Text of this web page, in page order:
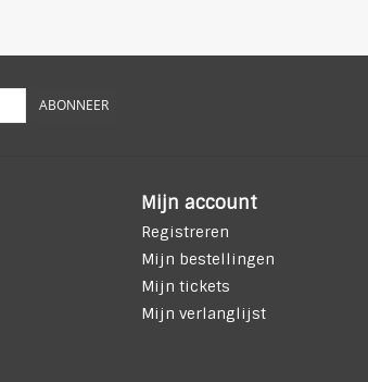
ABONNEER
Mijn account
Registreren
Mijn bestellingen
Mijn tickets
Mijn verlanglijst